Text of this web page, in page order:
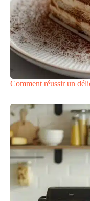
Comment réussir un